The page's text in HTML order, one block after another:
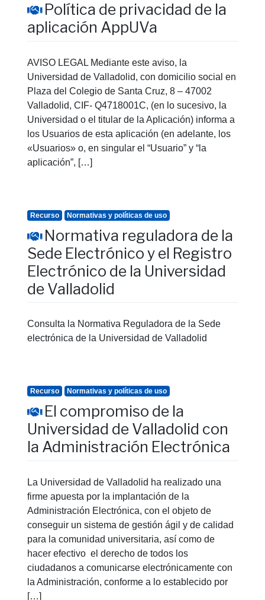
Política de privacidad de la
aplicación AppUVa
AVISO LEGAL Mediante este aviso, la
Universidad de Valladolid, con domicilio social en
Plaza del Colegio de Santa Cruz, 8 – 47002
Valladolid, CIF- Q4718001C, (en lo sucesivo, la
Universidad o el titular de la Aplicación) informa a
los Usuarios de esta aplicación (en adelante, los
«Usuarios» o, en singular el “Usuario” y “la
aplicación”, […]
Recurso Normativas y políticas de uso
Normativa reguladora de la
Sede Electrónico y el Registro
Electrónico de la Universidad
de Valladolid
Consulta la Normativa Reguladora de la Sede
electrónica de la Universidad de Valladolid
Recurso Normativas y políticas de uso
El compromiso de la
Universidad de Valladolid con
la Administración Electrónica
La Universidad de Valladolid ha realizado una
firme apuesta por la implantación de la
Administración Electrónica, con el objeto de
conseguir un sistema de gestión ágil y de calidad
para la comunidad universitaria, así como de
hacer efectivo el derecho de todos los
ciudadanos a comunicarse electrónicamente con
la Administración, conforme a lo establecido por
[…]